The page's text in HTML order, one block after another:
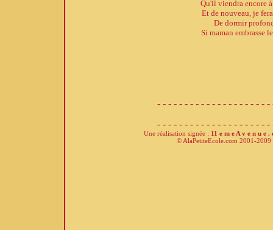
Qu'il viendra encore
Et de nouveau, je
De dormir
Si maman embrasse
- - - - - - - - - - - - - - - - - - - -
- - - - - - - - - - - - - - - - - - - -
Une réalisation signée : 11 e m e A v e n u e .
© AlaPetiteEcole.com 2001-2009